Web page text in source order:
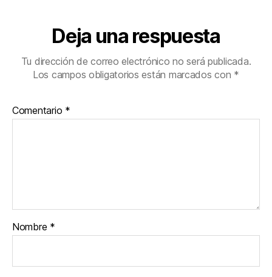
Deja una respuesta
Tu dirección de correo electrónico no será publicada.
Los campos obligatorios están marcados con *
Comentario *
Nombre *